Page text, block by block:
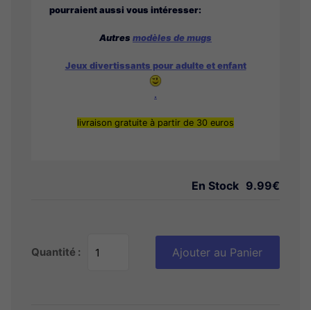
pourraient aussi vous intéresser:
Autres modèles de mugs
Jeux divertissants pour adulte et enfant
.
livraison gratuite à partir de 30 euros
En Stock 9.99€
Quantité : Ajouter au Panier